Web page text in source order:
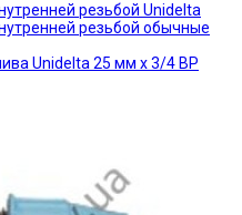
резьбой Unidelta
резьбой обычные
Unidelta 25 мм х 3/4 ВР